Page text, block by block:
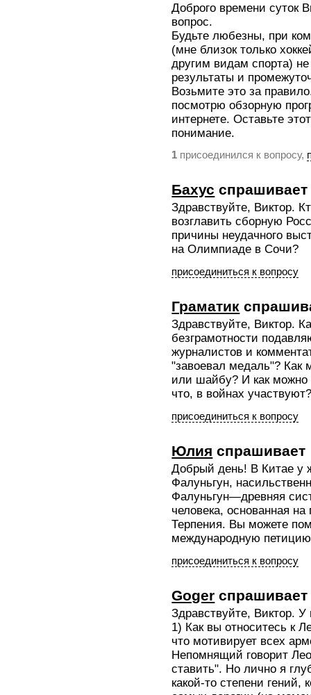
Доброго времени суток
вопрос.
Будьте любезны, при
(мне близок только
другим видам спорта)
результаты и
Возьмите это за
посмотрю обзорную
интернете. Оставьте
понимание.
1 присоединился к вопросу,
Бахус спрашивает
Здравствуйте, Виктор.
возглавить сборную
причины неудачного
на Олимпиаде в Сочи?
присоединиться к вопросу
Граматик
Здравствуйте, Виктор.
безграмотности
журналистов и
"завоевал медаль"? Как
или шайбу? И как можно
что, в войнах
присоединиться к вопросу
Юлия спрашивает
Добрый день! В Китае у
Фалуньгун,
Фалуньгун—древняя
человека, основанная
Терпения. Вы можете
международную
присоединиться к вопросу
Goger спрашивает
Здравствуйте, Виктор.
1) Как вы относитесь к
что мотивирует всех
Непомнящий говорит
ставить". Но лично я
какой-то степени гений,